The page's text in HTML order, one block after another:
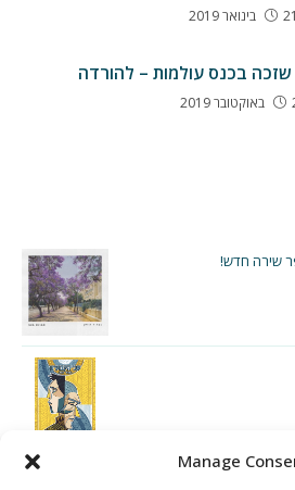
Manage
21 בינואר 2019
בכנס עולמות – להורדה
שירה חדש!